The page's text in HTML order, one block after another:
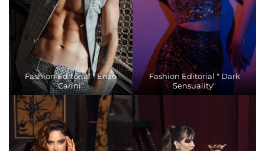
Fashion Editorial " Enzo
Carini"
Fashion Editorial " Dark
Sensuality"